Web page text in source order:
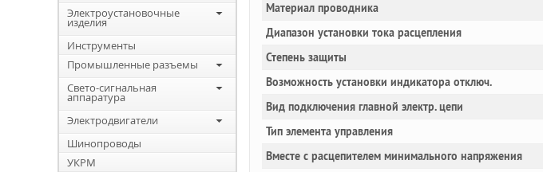
Электроустановочные
изделия
Инструменты
Промышленные разъемы
Свето-сигнальная
аппаратура
Электродвигатели
Шинопроводы
УКРМ
Материал проводника
Диапазон установки тока расцепления
Степень защиты
Возможность установки индикатора отключ.
Вид подключения главной электр. цепи
Тип элемента управления
Вместе с расцепителем минимального напряжения